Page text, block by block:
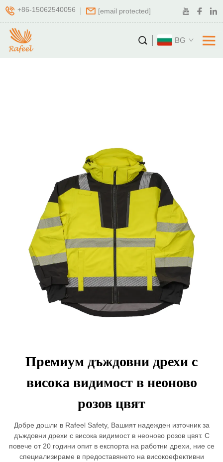
+86-15062540056 [email protected]
BG
Премиум дъждовни дрехи с
висока видимост в неоново
розов цвят
Добре дошли в Rafeel Safety, Вашият надежден източник за
дъждовни дрехи с висока видимост в неоново розов цвят. С
повече от 20 години опит в експорта на работни дрехи, ние се
специализираме в предоставянето на високоефективни